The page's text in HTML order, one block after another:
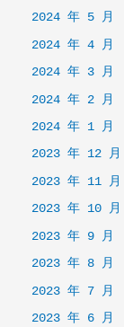
2024 年 5 月
2024 年 4 月
2024 年 3 月
2024 年 2 月
2024 年 1 月
2023 年 12 月
2023 年 11 月
2023 年 10 月
2023 年 9 月
2023 年 8 月
2023 年 7 月
2023 年 6 月